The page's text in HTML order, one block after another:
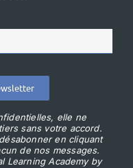
elle ne
sans votre accord.
en cliquant
de nos messages.
Learning Academy by